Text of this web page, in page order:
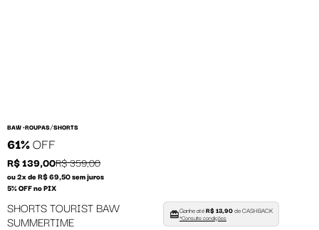
BAW •ROUPAS/SHORTS
61%OFF
R$ 139,00R$ 359,00
ou 2x de R$ 69,50 sem juros
5% OFF no PIX
SHORTS TOURIST BAW
SUMMERTIME
Ganhe atéR$ 13,90de CASHBACK
*Consulte condições